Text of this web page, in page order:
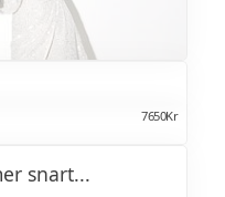
7650Kr
snart...